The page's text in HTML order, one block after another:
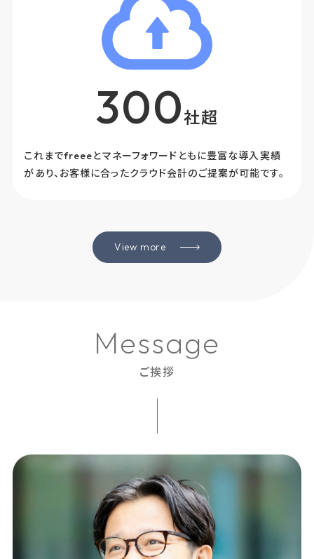
300社超
これまでfreeeとマネーフォワードともに豊富な導入実績
があり、お客様に合ったクラウド会計のご提案が可能です。
View more
Message
ご挨拶